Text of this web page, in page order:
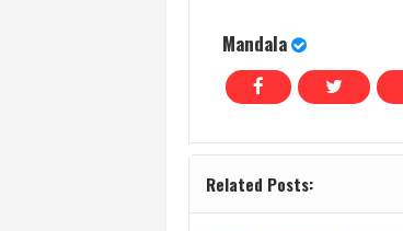
Mandala
Related Posts: